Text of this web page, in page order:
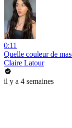
0:11
Quelle couleur de
Claire Latour
il y a 4 semaines